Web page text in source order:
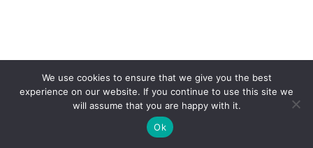
We use cookies to ensure that we give you the best
experience on our website. If you continue to use this site we
will assume that you are happy with it.
Ok